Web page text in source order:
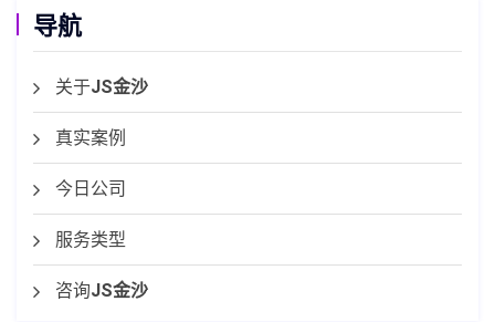
导航
关于JS金沙
真实案例
今日公司
服务类型
咨询JS金沙